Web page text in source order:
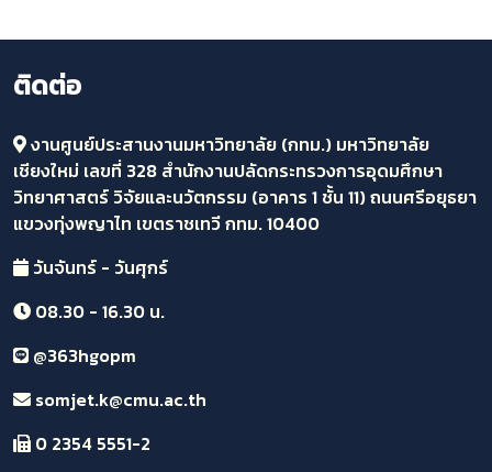
ติดต่อ
งานศูนย์ประสานงานมหาวิทยาลัย (กทม.) มหาวิทยาลัย
เชียงใหม่ เลขที่ 328 สำนักงานปลัดกระทรวงการอุดมศึกษา
วิทยาศาสตร์ วิจัยและนวัตกรรม (อาคาร 1 ชั้น 11) ถนนศรีอยุธยา
แขวงทุ่งพญาไท เขตราชเทวี กทม. 10400
วันจันทร์ - วันศุกร์
08.30 - 16.30 น.
@363hgopm
somjet.k@cmu.ac.th
0 2354 5551-2